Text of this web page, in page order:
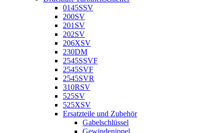
0145SSV
200SV
201SV
202SV
206XSV
230DM
2545SSVF
2545SVF
2545SVR
310RSV
525SV
525XSV
Ersatzteile und Zubehör
Gabelschlüssel